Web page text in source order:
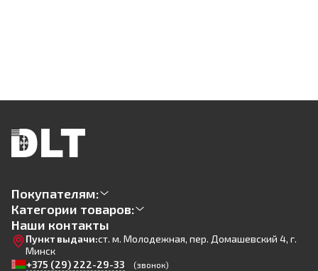
Покупателям:
Категории товаров:
Наши контакты
Пункт выдачи:ст. м. Молодежная, пер. Домашевский 4, г.
Минск
+375 (29) 222-29-33
(звонок)